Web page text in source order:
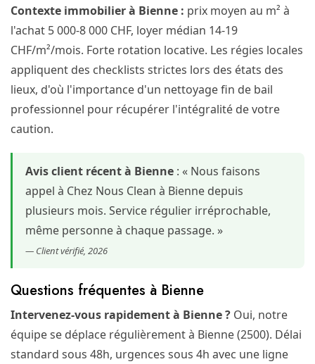
Contexte immobilier à Bienne : prix moyen au m² à
l'achat 5 000-8 000 CHF, loyer médian 14-19
CHF/m²/mois. Forte rotation locative. Les régies locales
appliquent des checklists strictes lors des états des
lieux, d'où l'importance d'un nettoyage fin de bail
professionnel pour récupérer l'intégralité de votre
caution.
Avis client récent à Bienne : « Nous faisons
appel à Chez Nous Clean à Bienne depuis
plusieurs mois. Service régulier irréprochable,
même personne à chaque passage. »
— Client vérifié, 2026
Questions fréquentes à Bienne
Intervenez-vous rapidement à Bienne ? Oui, notre
équipe se déplace régulièrement à Bienne (2500). Délai
standard sous 48h, urgences sous 4h avec une ligne